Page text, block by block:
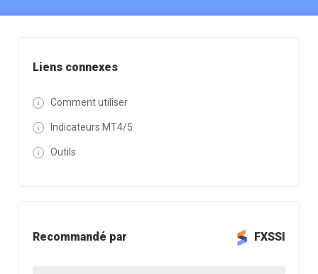
Liens connexes
Comment utiliser
Indicateurs MT4/5
Outils
Recommandé par FXSSI